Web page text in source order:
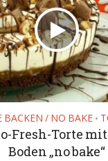
BACKEN / NO BAKE •
Fresh-Torte
Boden „no bake“